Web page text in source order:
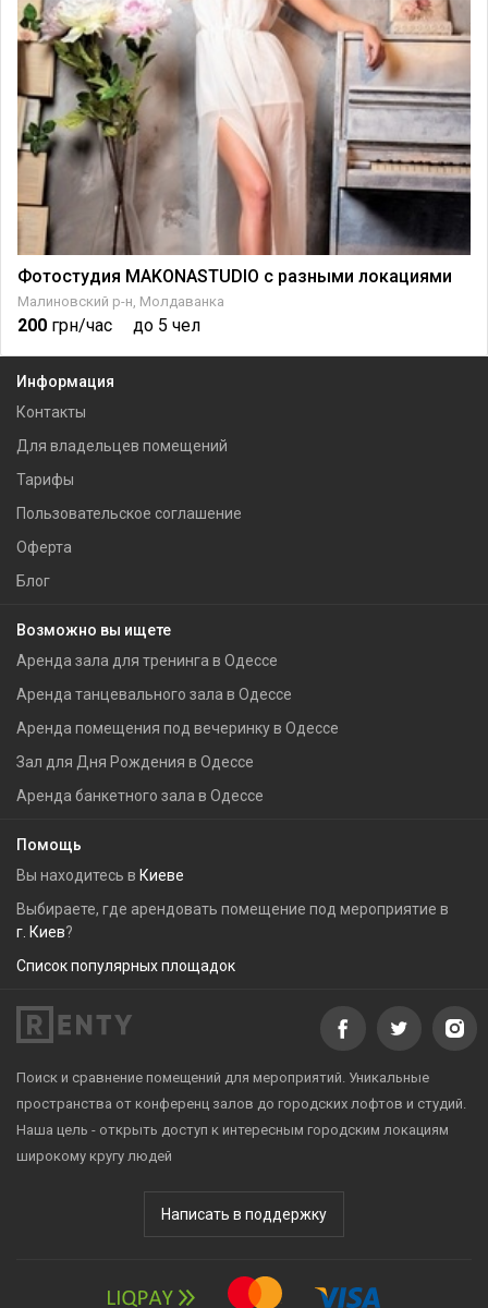
Фотостудия MAKONASTUDIO с разными локациями
Малиновский р-н, Молдаванка
200 грн/час до 5 чел
Информация
Контакты
Для владельцев помещений
Тарифы
Пользовательское соглашение
Оферта
Блог
Возможно вы ищете
Аренда зала для тренинга в Одессе
Аренда танцевального зала в Одессе
Аренда помещения под вечеринку в Одессе
Зал для Дня Рождения в Одессе
Аренда банкетного зала в Одессе
Помощь
Вы находитесь в Киеве
Выбираете, где арендовать помещение под мероприятие в
г. Киев?
Список популярных площадок
Поиск и сравнение помещений для мероприятий. Уникальные
пространства от конференц залов до городских лофтов и студий.
Наша цель - открыть доступ к интересным городским локациям
широкому кругу людей
Написать в поддержку